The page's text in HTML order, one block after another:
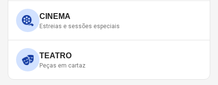
CINEMA
Estreias e sessões especiais
TEATRO
Peças em cartaz